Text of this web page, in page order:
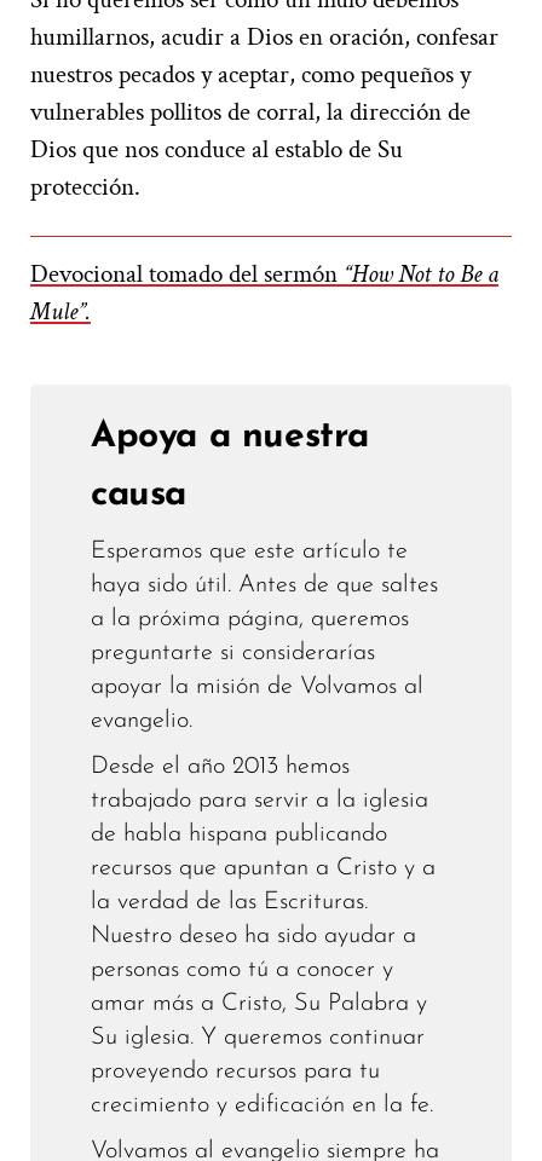
humillarnos, acudir a Dios en oración, confesar
nuestros pecados y aceptar, como pequeños y
vulnerables pollitos de corral, la dirección de
Dios que nos conduce al establo de Su
protección.
Devocional tomado del sermón “How Not to Be a
Mule”.
Apoya a nuestra
causa
Esperamos que este artículo te
haya sido útil. Antes de que saltes
a la próxima página, queremos
preguntarte si considerarías
apoyar la misión de Volvamos al
evangelio.
Desde el año 2013 hemos
trabajado para servir a la iglesia
de habla hispana publicando
recursos que apuntan a Cristo y a
la verdad de las Escrituras.
Nuestro deseo ha sido ayudar a
personas como tú a conocer y
amar más a Cristo, Su Palabra y
Su iglesia. Y queremos continuar
proveyendo recursos para tu
crecimiento y edificación en la fe.
Volvamos al evangelio siempre ha